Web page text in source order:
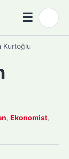
☰Menü
Kurtoğlu
, Ekonomist,